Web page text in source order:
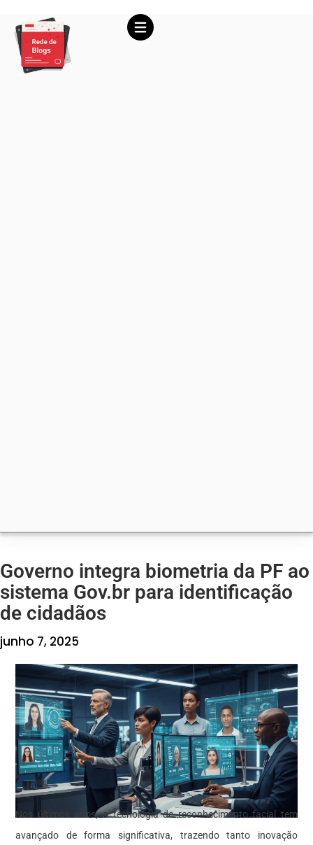
Governo integra biometria da PF ao
sistema Gov.br para identificação
de cidadãos
junho 7, 2025
Nos últimos anos, a tecnologia de reconhecimento facial tem
avançado de forma significativa, trazendo tanto inovação